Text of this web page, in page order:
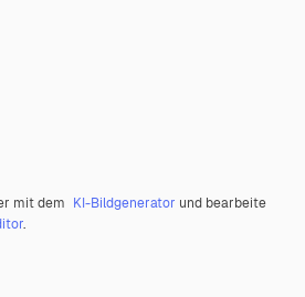
mit dem KI-Bildgenerator und bearbeite
.